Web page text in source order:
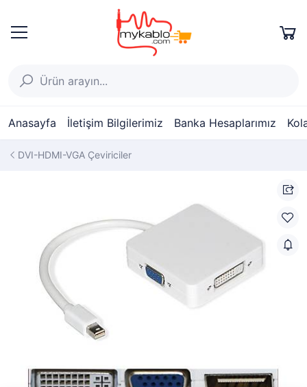
Anasayfa İletişim Bilgilerimiz Banka Hesaplarımız
DVI-HDMI-VGA Çeviriciler